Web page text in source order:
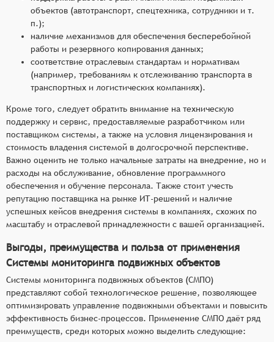
объектов (автотранспорт, спецтехника, сотрудники и т.
п.);
наличие механизмов для обеспечения бесперебойной
работы и резервного копирования данных;
соответствие отраслевым стандартам и нормативам
(например, требованиям к отслеживанию транспорта в
транспортных и логистических компаниях).
Кроме того, следует обратить внимание на техническую
поддержку и сервис, предоставляемые разработчиком или
поставщиком системы, а также на условия лицензирования и
стоимость владения системой в долгосрочной перспективе.
Важно оценить не только начальные затраты на внедрение, но и
расходы на обслуживание, обновление программного
обеспечения и обучение персонала. Также стоит учесть
репутацию поставщика на рынке ИТ-решений и наличие
успешных кейсов внедрения системы в компаниях, схожих по
масштабу и отраслевой принадлежности с вашей организацией.
Выгоды, преимущества и польза от применения
Системы мониторинга подвижных объектов
Системы мониторинга подвижных объектов (СМПО)
представляют собой технологическое решение, позволяющее
оптимизировать управление подвижными объектами и повысить
эффективность бизнес-процессов. Применение СМПО даёт ряд
преимуществ, среди которых можно выделить следующие: